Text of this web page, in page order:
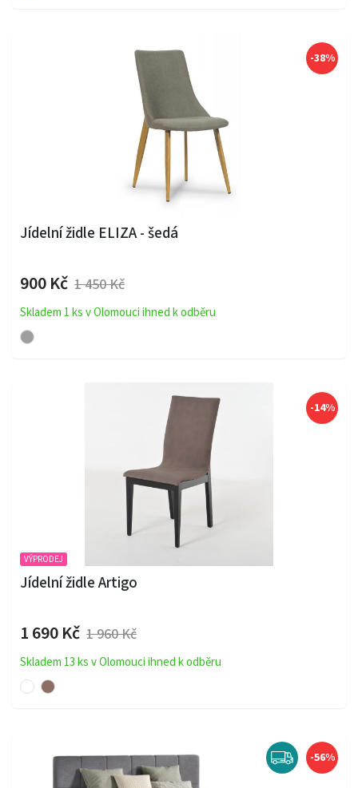
-38%
Jídelní židle ELIZA - šedá
900 Kč 1 450 Kč
Skladem 1 ks v Olomouci ihned k odběru
-14%
VÝPRODEJ
Jídelní židle Artigo
1 690 Kč 1 960 Kč
Skladem 13 ks v Olomouci ihned k odběru
-56%